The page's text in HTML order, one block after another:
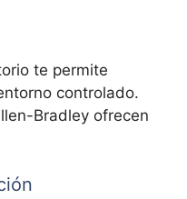
te permite
controlado.
Bradley ofrecen